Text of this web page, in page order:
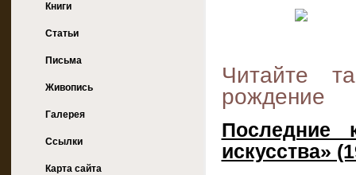
Читайте
рождение
Последние
искусства»
Книги
Статьи
Письма
Живопись
Галерея
Ссылки
Карта сайта